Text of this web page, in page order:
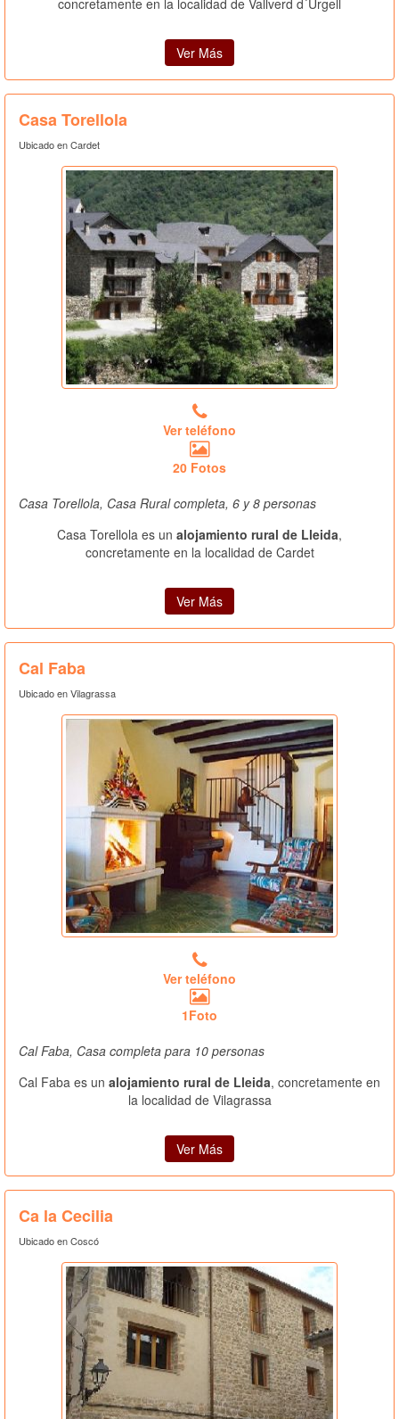
concretamente en la localidad de Vallverd d´Urgell
Ver Más
Casa Torellola
Ubicado en Cardet
Ver teléfono
20 Fotos
Casa Torellola, Casa Rural completa, 6 y 8 personas
Casa Torellola es un alojamiento rural de Lleida,
concretamente en la localidad de Cardet
Ver Más
Cal Faba
Ubicado en Vilagrassa
Ver teléfono
1Foto
Cal Faba, Casa completa para 10 personas
Cal Faba es un alojamiento rural de Lleida, concretamente en
la localidad de Vilagrassa
Ver Más
Ca la Cecilia
Ubicado en Coscó